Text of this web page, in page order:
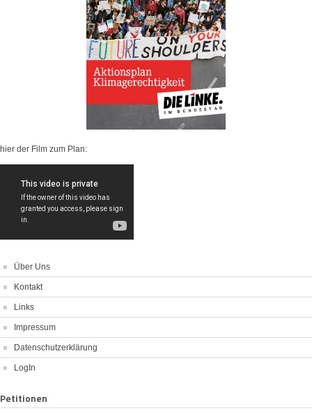
hier der Film zum Plan:
Über Uns
Kontakt
Links
Impressum
Datenschutzerklärung
LogIn
Petitionen